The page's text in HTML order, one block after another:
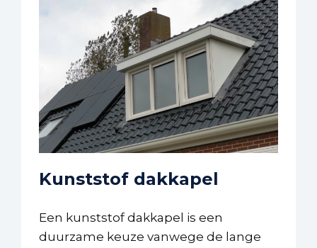
Kunststof dakkapel
Een kunststof dakkapel is een
duurzame keuze vanwege de lange